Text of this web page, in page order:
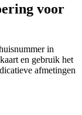
voor
in
en gebruik het
afmetingen